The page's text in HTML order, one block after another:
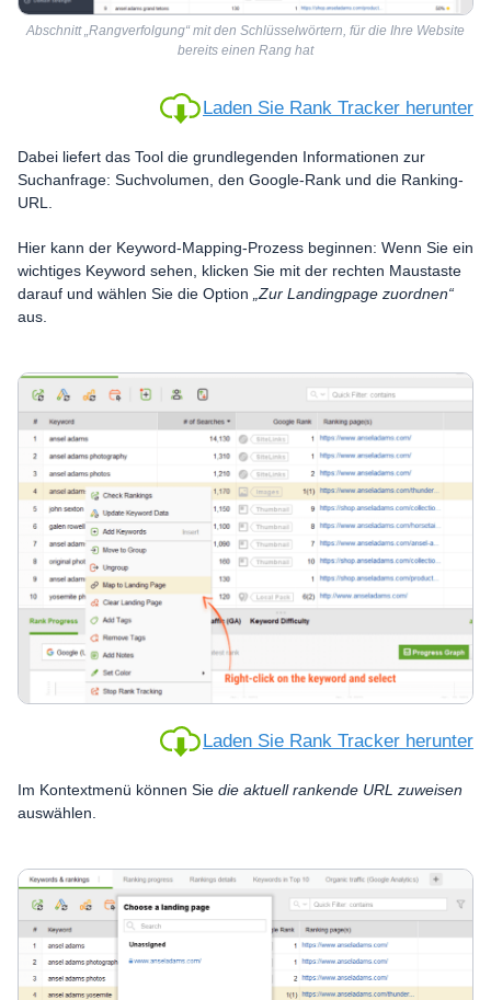
Abschnitt „Rangverfolgung“ mit den Schlüsselwörtern, für die Ihre Website
bereits einen Rang hat
Laden Sie Rank Tracker herunter
Dabei liefert das Tool die grundlegenden Informationen zur
Suchanfrage: Suchvolumen, den Google-Rank und die Ranking-
URL.
Hier kann der Keyword-Mapping-Prozess beginnen: Wenn Sie ein
wichtiges Keyword sehen, klicken Sie mit der rechten Maustaste
darauf und wählen Sie die Option
„Zur Landingpage zuordnen“
aus.
Laden Sie Rank Tracker herunter
Im Kontextmenü können Sie die aktuell rankende URL zuweisen
auswählen.